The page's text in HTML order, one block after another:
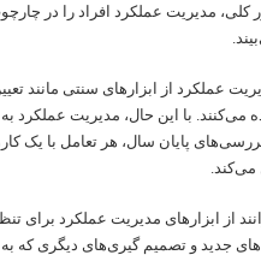
کلی، مدیریت عملکرد افراد را در
عملکرد از ابزارهای سنتی مانند
می‌کنند. با این حال، مدیریت عملکرد به
پایان سال، هر تعامل با یک
می‌کند.
از ابزارهای مدیریت عملکرد برای
جدید و تصمیم گیری‌های دیگری که